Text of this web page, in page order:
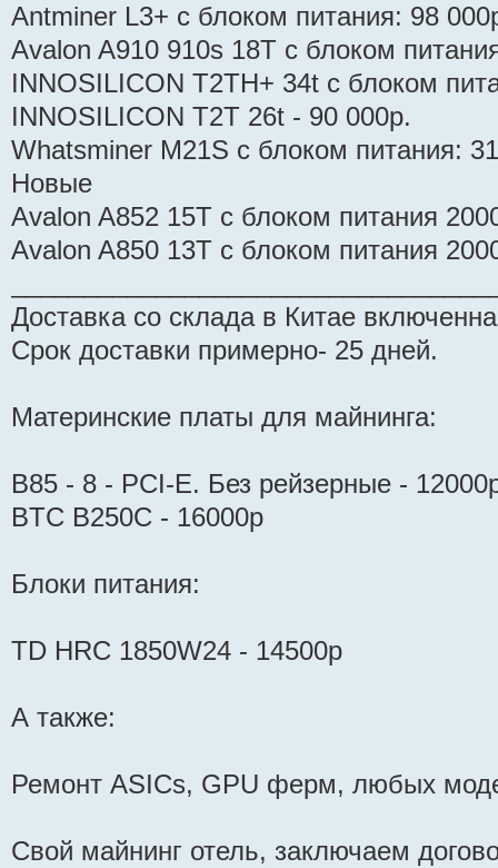
Antminer L3+ с блоком питания: 98
Avalon A910 910s 18T с блоком
INNOSILICON T2TH+ 34t с блоком
INNOSILICON T2T 26t - 90 000р.
Whatsminer M21S с блоком питания:
Новые
Avalon A852 15T с блоком питания
Avalon A850 13T с блоком питания
Доставка со склада в Китае
Срок доставки примерно- 25 дней.
Материнские платы для майнинга:
B85 - 8 - PCI-E. Без рейзерные -
BTC B250C - 16000р
Блоки питания:
TD HRC 1850W24 - 14500р
А также:
Ремонт ASICs, GPU ферм, любых
Свой майнинг отель, заключаем